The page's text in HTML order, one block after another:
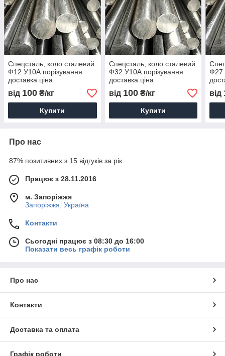
Спецсталь, коло сталевий
Ф12 У10А порізування
доставка ціна
від 100 ₴/кг
Купити
Спецсталь, коло сталевий
Ф32 У10А порізування
доставка ціна
від 100₴/кг
Купити
Ф27
від
Про нас
87% позитивних з 15 відгуків за рік
Працює з 28.11.2016
м. Запоріжжя
Запоріжжя, Україна
Контакти
Сьогодні працює з 08:30 до 16:00
Показати весь графік роботи
Про нас
Контакти
Доставка та оплата
Графік роботи